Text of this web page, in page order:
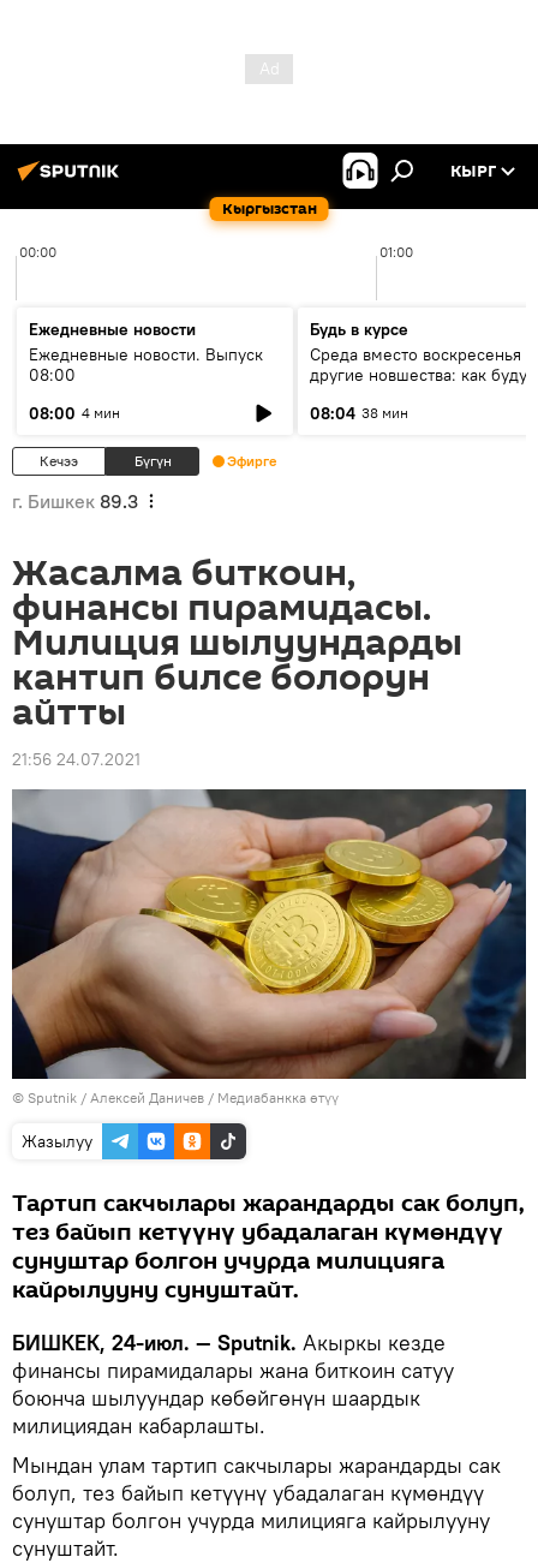
Кыргызстан
КЫРГ
00:00 01:00
Ежедневные новости
Ежедневные новости. Выпуск
08:00
08:00 4 мин
Будь в курсе
Среда вместо воскресенья и
другие новшества: как будут
08:04 38 мин
Кечээ Бүгүн Эфирге
г. Бишкек 89.3
Жасалма биткоин,
финансы пирамидасы.
Милиция шылуундарды
кантип билсе болорун
айтты
21:56 24.07.2021
© Sputnik / Алексей Даничев / Медиабанкка өтүү
Жазылуу
Тартип сакчылары жарандарды сак болуп,
тез байып кетүүнү убадалаган күмөндүү
сунуштар болгон учурда милицияга
кайрылууну сунуштайт.
БИШКЕК, 24-июл. — Sputnik. Акыркы кезде
финансы пирамидалары жана биткоин сатуу
боюнча шылуундар көбөйгөнүн шаардык
милициядан кабарлашты.
Мындан улам тартип сакчылары жарандарды сак
болуп, тез байып кетүүнү убадалаган күмөндүү
сунуштар болгон учурда милицияга кайрылууну
сунуштайт.